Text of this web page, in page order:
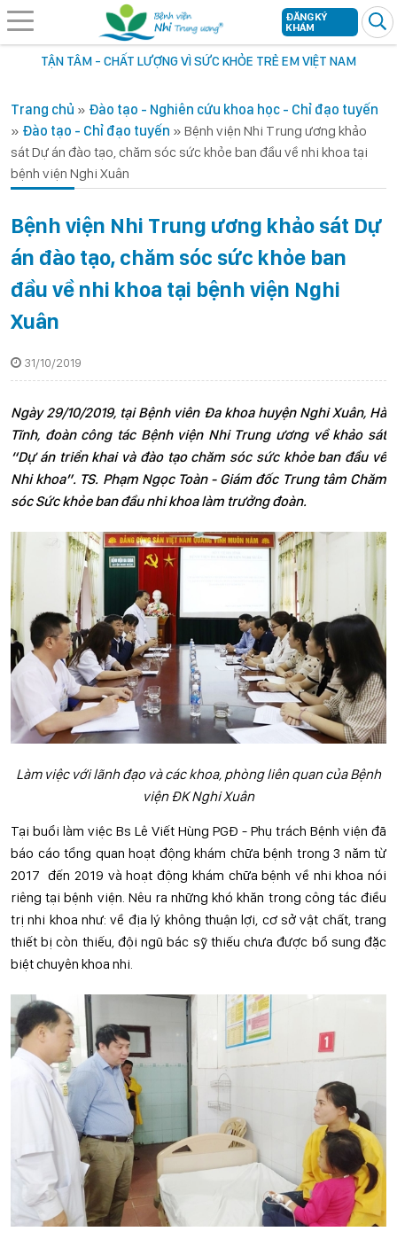
TẬN TÂM - CHẤT LƯỢNG VÌ SỨC KHỎE TRẺ EM VIỆT NAM
ĐĂNG KÝ
KHÁM
Trang chủ » Đào tạo - Nghiên cứu khoa học - Chỉ đạo tuyến
» Đào tạo - Chỉ đạo tuyến » Bệnh viện Nhi Trung ương khảo
sát Dự án đào tạo, chăm sóc sức khỏe ban đầu về nhi khoa tại
bệnh viện Nghi Xuân
Bệnh viện Nhi Trung ương khảo sát Dự
án đào tạo, chăm sóc sức khỏe ban
đầu về nhi khoa tại bệnh viện Nghi
Xuân
31/10/2019
Ngày 29/10/2019, tại Bệnh viên Đa khoa huyện Nghi Xuân, Hà
Tĩnh, đoàn công tác Bệnh viện Nhi Trung ương về khảo sát
“Dự án triển khai và đào tạo chăm sóc sức khỏe ban đầu về
Nhi khoa”. TS. Phạm Ngọc Toàn - Giám đốc Trung tâm Chăm
sóc Sức khỏe ban đầu nhi khoa làm trưởng đoàn.
Làm việc với lãnh đạo và các khoa, phòng liên quan của Bệnh
viện ĐK Nghi Xuân
Tại buổi làm việc Bs Lê Viết Hùng PGĐ - Phụ trách Bệnh viện đã
báo cáo tổng quan hoạt động khám chữa bệnh trong 3 năm từ
2017 đến 2019 và hoạt động khám chữa bệnh về nhi khoa nói
riêng tại bệnh viện. Nêu ra những khó khăn trong công tác điều
trị nhi khoa như: về địa lý không thuận lợi, cơ sở vật chất, trang
thiết bị còn thiếu, đội ngũ bác sỹ thiếu chưa được bổ sung đặc
biệt chuyên khoa nhi.